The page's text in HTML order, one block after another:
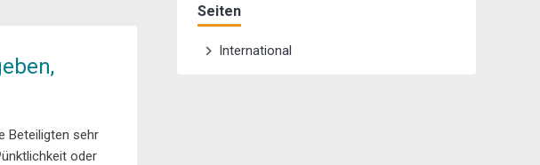
Beteiligten sehr
oder
Seiten
International